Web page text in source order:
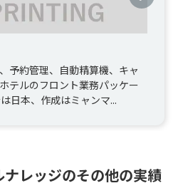
予約管理、自動精算機、キャ
テルのフロント業務パッケー
日本、作成はミャンマ...
レッジのその他の実績